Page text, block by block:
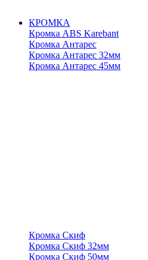
КРОМКА
Кромка ABS Karebant
Кромка Антарес
Кромка Антарес 32мм
Кромка Антарес 45мм
Кромка Скиф
Кромка Скиф 32мм
Кромка Скиф 50мм